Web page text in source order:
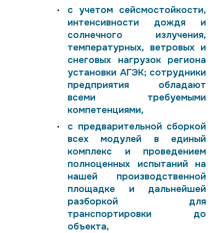
с учетом сейсмостойкости,
интенсивности дождя и
солнечного излучения,
температурных, ветровых и
снеговых нагрузок региона
установки АГЭК; сотрудники
предприятия обладают
всеми требуемыми
компетенциями,
с предварительной сборкой
всех модулей в единый
комплекс и проведением
полноценных испытаний на
нашей производственной
площадке и дальнейшей
разборкой для
транспортировки до
объекта,